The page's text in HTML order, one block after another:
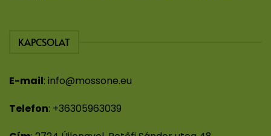
KAPCSOLAT
E-mail: info@mossone.eu
Telefon: +36305963039